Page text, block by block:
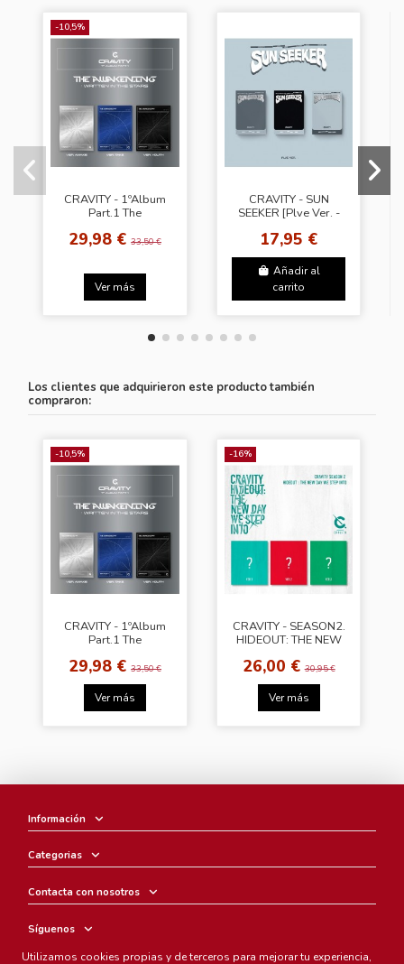
-10,5%
CRAVITY - 1ºAlbum
Part.1 The
in the Stars [Awake
29,98 €33,50 €
Ver más
CRAVITY - SUN
SEEKER [Plve Ver. -
17,95 €
Añadir al
carrito
Los clientes que adquirieron este producto también
compraron:
-10,5%
CRAVITY - 1ºAlbum
Part.1 The
in the Stars [Youth
Ver.]
29,98 €33,50 €
Ver más
-16%
CRAVITY - SEASON2.
HIDEOUT: THE NEW
[Ver.2]
26,00 €30,95 €
Ver más
Información
Categorias
Contacta con nosotros
Síguenos
Utilizamos cookies propias y de terceros para mejorar tu experiencia,